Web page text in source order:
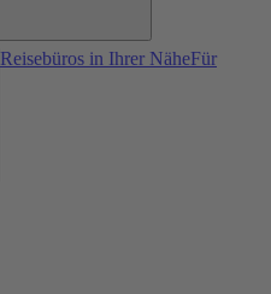
Reisebüros in Ihrer NäheFür